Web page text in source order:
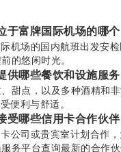
富牌国际机场的哪个
机场的国内航班出发安
的悠闲时光。
哪些餐饮和设施服务
甜点，以及多种酒精和
便利与舒适。
哪些信用卡合作伙伴
司或贵宾室计划合作
务平台查询最新的合作